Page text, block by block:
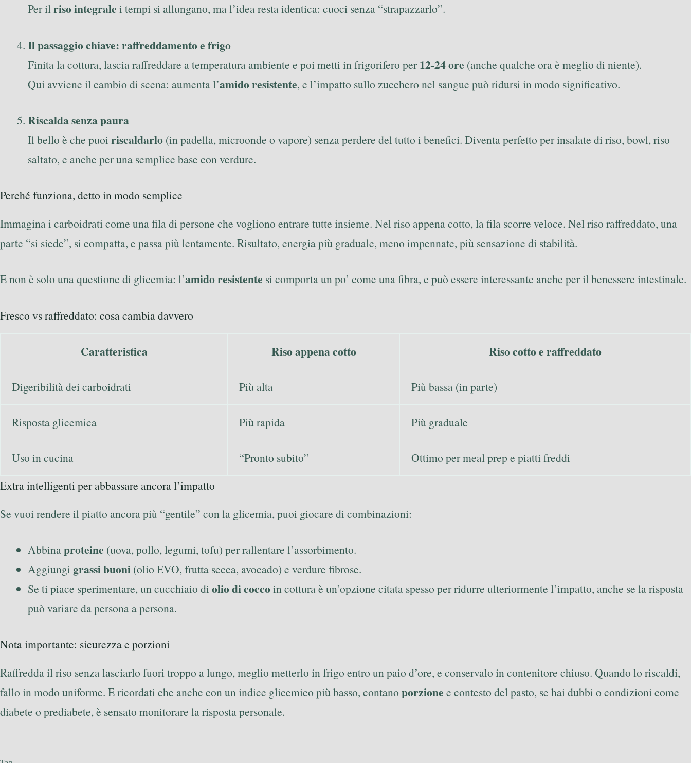
Per ilriso integrale i tempi si allungano, ma l’idea resta identica: cuoci senza “strapazzarlo”.
Il passaggio chiave: raffreddamento e frigo
Finita la cottura, lascia raffreddare a temperatura ambiente e poi metti in frigorifero per 12-24 ore (anche qualche ora è meglio di niente).
Qui avviene il cambio di scena: aumenta l’amido resistente, e l’impatto sullo zucchero nel sangue può ridursi in modo significativo.
Riscalda senza paura
Il bello è che puoiriscaldarlo (in padella, microonde o vapore) senza perdere del tutto i benefici. Diventa perfetto per insalate di riso, bowl, riso
saltato, e anche per una semplice base con verdure.
Perché funziona, detto in modo semplice
Immagina i carboidrati come una fila di persone che vogliono entrare tutte insieme. Nel riso appena cotto, la fila scorre veloce. Nel riso raffreddato, una
parte “si siede”, si compatta, e passa più lentamente. Risultato, energia più graduale, meno impennate, più sensazione di stabilità.
E non è solo una questione di glicemia: l’amido resistente si comporta un po’ come una fibra, e può essere interessante anche per il benessere intestinale.
Fresco vs raffreddato: cosa cambia davvero
Caratteristica Riso appena cotto Riso cotto e raffreddato
Digeribilità dei carboidrati Più alta Più bassa (in parte)
Risposta glicemica Più rapida Più graduale
Uso in cucina “Pronto subito”
Ottimo per meal prep e piatti freddi
Extra intelligenti per abbassare ancora l’impatto
Se vuoi rendere il piatto ancora più “gentile” con la glicemia, puoi giocare di combinazioni:
Abbinaproteine (uova, pollo, legumi, tofu) per rallentare l’assorbimento.
Aggiungigrassi buoni (olio EVO, frutta secca, avocado) e verdure fibrose.
Se ti piace sperimentare, un cucchiaio diolio di coccoin cottura è un’opzione citata spesso per ridurre ulteriormente l’impatto, anche se la risposta
può variare da persona a persona.
Nota importante: sicurezza e porzioni
Raffredda il riso senza lasciarlo fuori troppo a lungo, meglio metterlo in frigo entro un paio d’ore, e conservalo in contenitore chiuso. Quando lo riscaldi,
fallo in modo uniforme. E ricordati che anche con un indice glicemico più basso, contano porzione e contesto del pasto, se hai dubbi o condizioni come
diabete o prediabete, è sensato monitorare la risposta personale.